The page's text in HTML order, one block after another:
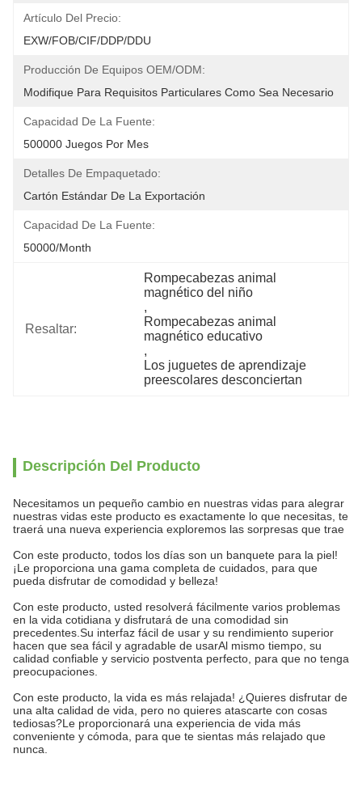
Artículo Del Precio:
EXW/FOB/CIF/DDP/DDU
Producción De Equipos OEM/ODM:
Modifique Para Requisitos Particulares Como Sea Necesario
Capacidad De La Fuente:
500000 Juegos Por Mes
Detalles De Empaquetado:
Cartón Estándar De La Exportación
Capacidad De La Fuente:
50000/Month
Resaltar:
Rompecabezas animal
magnético del niño
,
Rompecabezas animal
magnético educativo
,
Los juguetes de aprendizaje
preescolares desconciertan
Descripción Del Producto
Necesitamos un pequeño cambio en nuestras vidas para alegrar
nuestras vidas este producto es exactamente lo que necesitas, te
traerá una nueva experiencia exploremos las sorpresas que trae
Con este producto, todos los días son un banquete para la piel!
¡Le proporciona una gama completa de cuidados, para que
pueda disfrutar de comodidad y belleza!
Con este producto, usted resolverá fácilmente varios problemas
en la vida cotidiana y disfrutará de una comodidad sin
precedentes.Su interfaz fácil de usar y su rendimiento superior
hacen que sea fácil y agradable de usarAl mismo tiempo, su
calidad confiable y servicio postventa perfecto, para que no tenga
preocupaciones.
Con este producto, la vida es más relajada! ¿Quieres disfrutar de
una alta calidad de vida, pero no quieres atascarte con cosas
tediosas?Le proporcionará una experiencia de vida más
conveniente y cómoda, para que te sientas más relajado que
nunca.